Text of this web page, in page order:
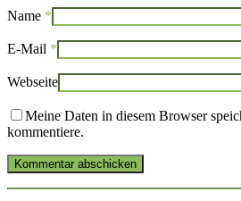
Name *
E-Mail *
Webseite
Meine Daten in diesem Browser
kommentiere.
Kommentar abschicken